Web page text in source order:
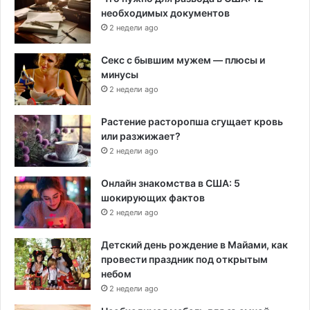
необходимых документов
2 недели ago
Секс с бывшим мужем — плюсы и
минусы
2 недели ago
Растение расторопша сгущает кровь
или разжижает?
2 недели ago
Онлайн знакомства в США: 5
шокирующих фактов
2 недели ago
Детский день рождение в Майами, как
провести праздник под открытым
небом
2 недели ago